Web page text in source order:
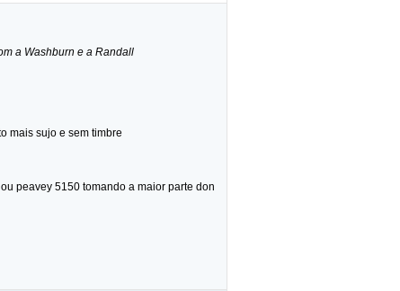
a Washburn e a Randall
mais sujo e sem timbre
peavey 5150 tomando a maior parte don